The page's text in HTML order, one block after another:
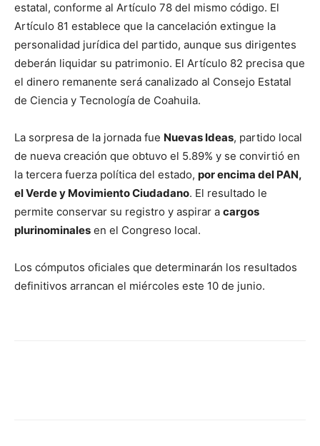
estatal, conforme al Artículo 78 del mismo código. El
Artículo 81 establece que la cancelación extingue la
personalidad jurídica del partido, aunque sus dirigentes
deberán liquidar su patrimonio. El Artículo 82 precisa que
el dinero remanente será canalizado al Consejo Estatal
de Ciencia y Tecnología de Coahuila.
La sorpresa de la jornada fue Nuevas Ideas, partido local
de nueva creación que obtuvo el 5.89% y se convirtió en
la tercera fuerza política del estado, por encima del PAN,
el Verde y Movimiento Ciudadano. El resultado le
permite conservar su registro y aspirar a cargos
plurinominales en el Congreso local.
Los cómputos oficiales que determinarán los resultados
definitivos arrancan el miércoles este 10 de junio.